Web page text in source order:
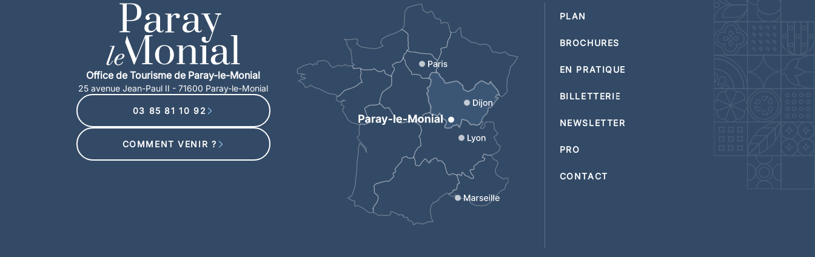
Office de Tourisme de Paray-le-Monial
25 avenue Jean-Paul II - 71600 Paray-le-Monial
03 85 81 10 92
COMMENT VENIR ?
PLAN
BROCHURES
EN PRATIQUE
BILLETTERIE
NEWSLETTER
PRO
CONTACT